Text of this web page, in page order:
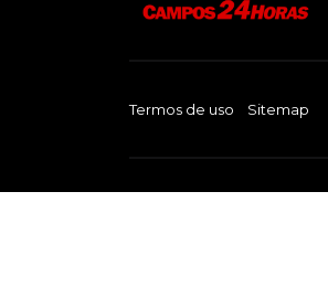
Termos de uso Sitemap